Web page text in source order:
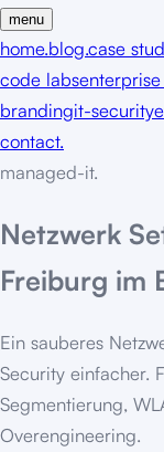
menu
home.blog.case
code labs
brandingit-security
contact.
managed-it.
Netzwerk
Freiburg im
Ein sauberes
Security einfacher.
Segmentierung,
Overengineering.